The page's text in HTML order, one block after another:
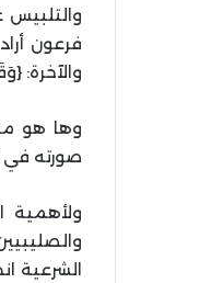
فرعون
والآخرة:
وها هو
صورته في
ولأهمية
الشرعية